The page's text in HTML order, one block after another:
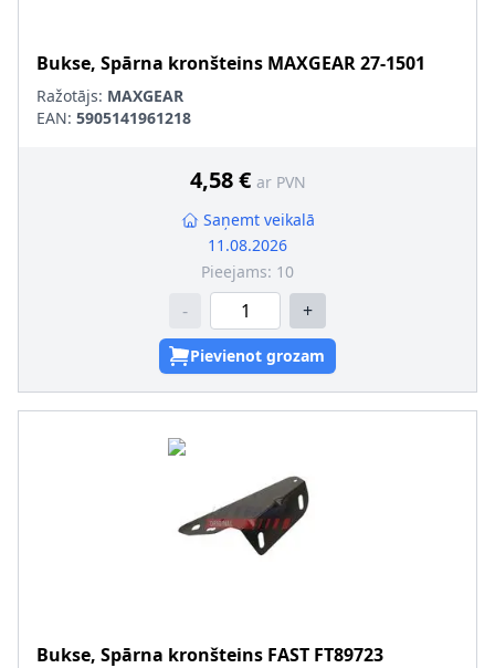
Bukse, Spārna kronšteins MAXGEAR27-1501
Ražotājs: MAXGEAR
EAN: 5905141961218
4,58 € ar PVN
Saņemt veikalā
11.08.2026
Pieejams: 10
- +
Pievienot grozam
Bukse, Spārna kronšteins FAST FT89723